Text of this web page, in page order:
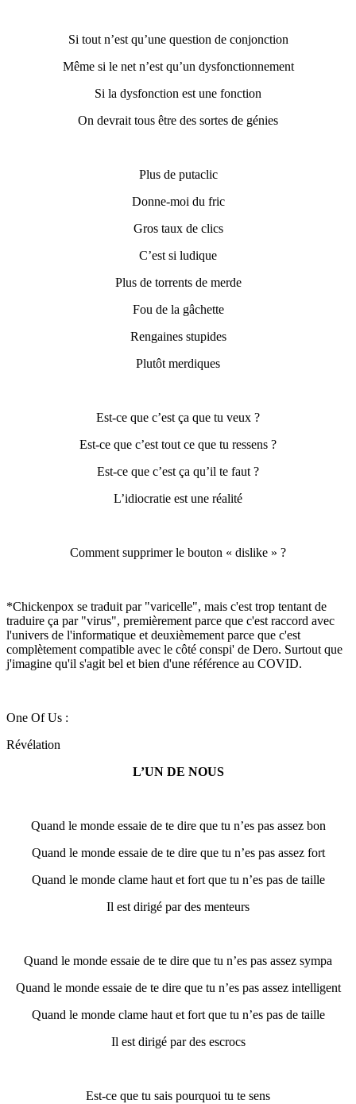
Si tout n’est qu’une question de conjonction
Même si le net n’est qu’un dysfonctionnement
Si la dysfonction est une fonction
On devrait tous être des sortes de génies
Plus de putaclic
Donne-moi du fric
Gros taux de clics
C’est si ludique
Plus de torrents de merde
Fou de la gâchette
Rengaines stupides
Plutôt merdiques
Est-ce que c’est ça que tu veux ?
Est-ce que c’est tout ce que tu ressens ?
Est-ce que c’est ça qu’il te faut ?
L’idiocratie est une réalité
Commentsupprimerle bouton « dislike » ?
*Chickenpox se traduit par "varicelle", mais c'est trop tentant de
traduire ça par "virus", premièrement parce que c'est raccord avec
l'univers de l'informatique et deuxièmement parce que c'est
complètement compatible avec le côté conspi' de Dero. Surtout que
j'imagine qu'il s'agit bel et bien d'une référence au COVID.
One Of Us :
Révélation
L’UN DE NOUS
Quand le monde essaie de te dire que tu n’es pas assez bon
Quand le monde essaie de te dire que tu n’es pas assez fort
Quand le monde clame haut et fort que tu n’es pas de taille
Il est dirigé par des menteurs
Quand le monde essaie de te dire que tu n’es pas assez sympa
Quand le monde essaie de te dire que tu n’es pas assez intelligent
Quand le monde clame haut et fort que tu n’es pas de taille
Il est dirigé par des escrocs
Est-ce que tu sais pourquoi tu te sens